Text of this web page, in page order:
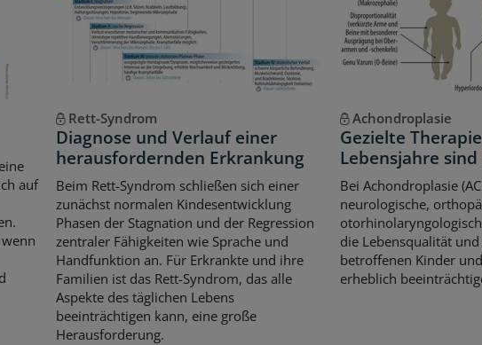
auf
Rett-Syndrom
Diagnose und Verlauf einer
herausfordernden Erkrankung
Beim Rett-Syndrom schließen sich einer
zunächst normalen Kindesentwicklung
Phasen der Stagnation und der Regression
zentraler Fähigkeiten wie Sprache und
Handfunktion an. Für Erkrankte und ihre
Familien ist das Rett-Syndrom, das alle
Aspekte des täglichen Lebens
beeinträchtigen kann, eine große
Herausforderung.
Achondroplasie
Gezielte
Lebensjahre
Bei Achondroplasie
neurologische,
die Lebensqualität
betroffenen Kinder
erheblich